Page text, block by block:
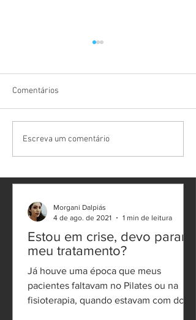
Sentir dor nas costas é muito
causa...
Comentários
Escreva um comentário
Estou em crise, devo parar
meu tratamento?
Já houve uma época que meus
pacientes faltavam no Pilates ou na
fisioterapia, quando estavam com dor.
Morgani Dalpiás
4 de ago. de 2021
1 min de leitura